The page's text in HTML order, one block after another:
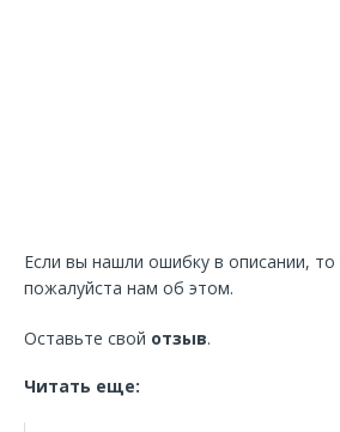
Если вы нашли ошибку в описании,
пожалуйста нам об этом.
Оставьте свой отзыв.
Читать еще: